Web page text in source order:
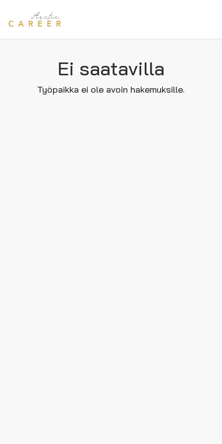
Ei saatavilla
Työpaikka ei ole avoin hakemuksille.